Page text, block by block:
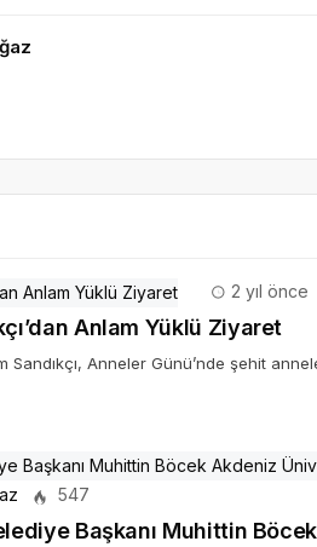
2 yıl önce
Anlam Yüklü Ziyaret
Anneler Günü’nde şehit
547
Başkanı Muhittin